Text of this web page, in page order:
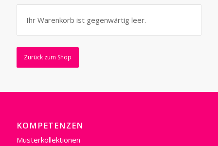
Ihr Warenkorb ist gegenwärtig leer.
Zurück zum Shop
KOMPETENZEN
Musterkollektionen